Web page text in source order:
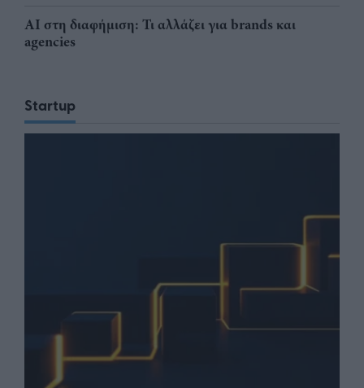
AI στη διαφήμιση: Τι αλλάζει για brands και
agencies
Startup